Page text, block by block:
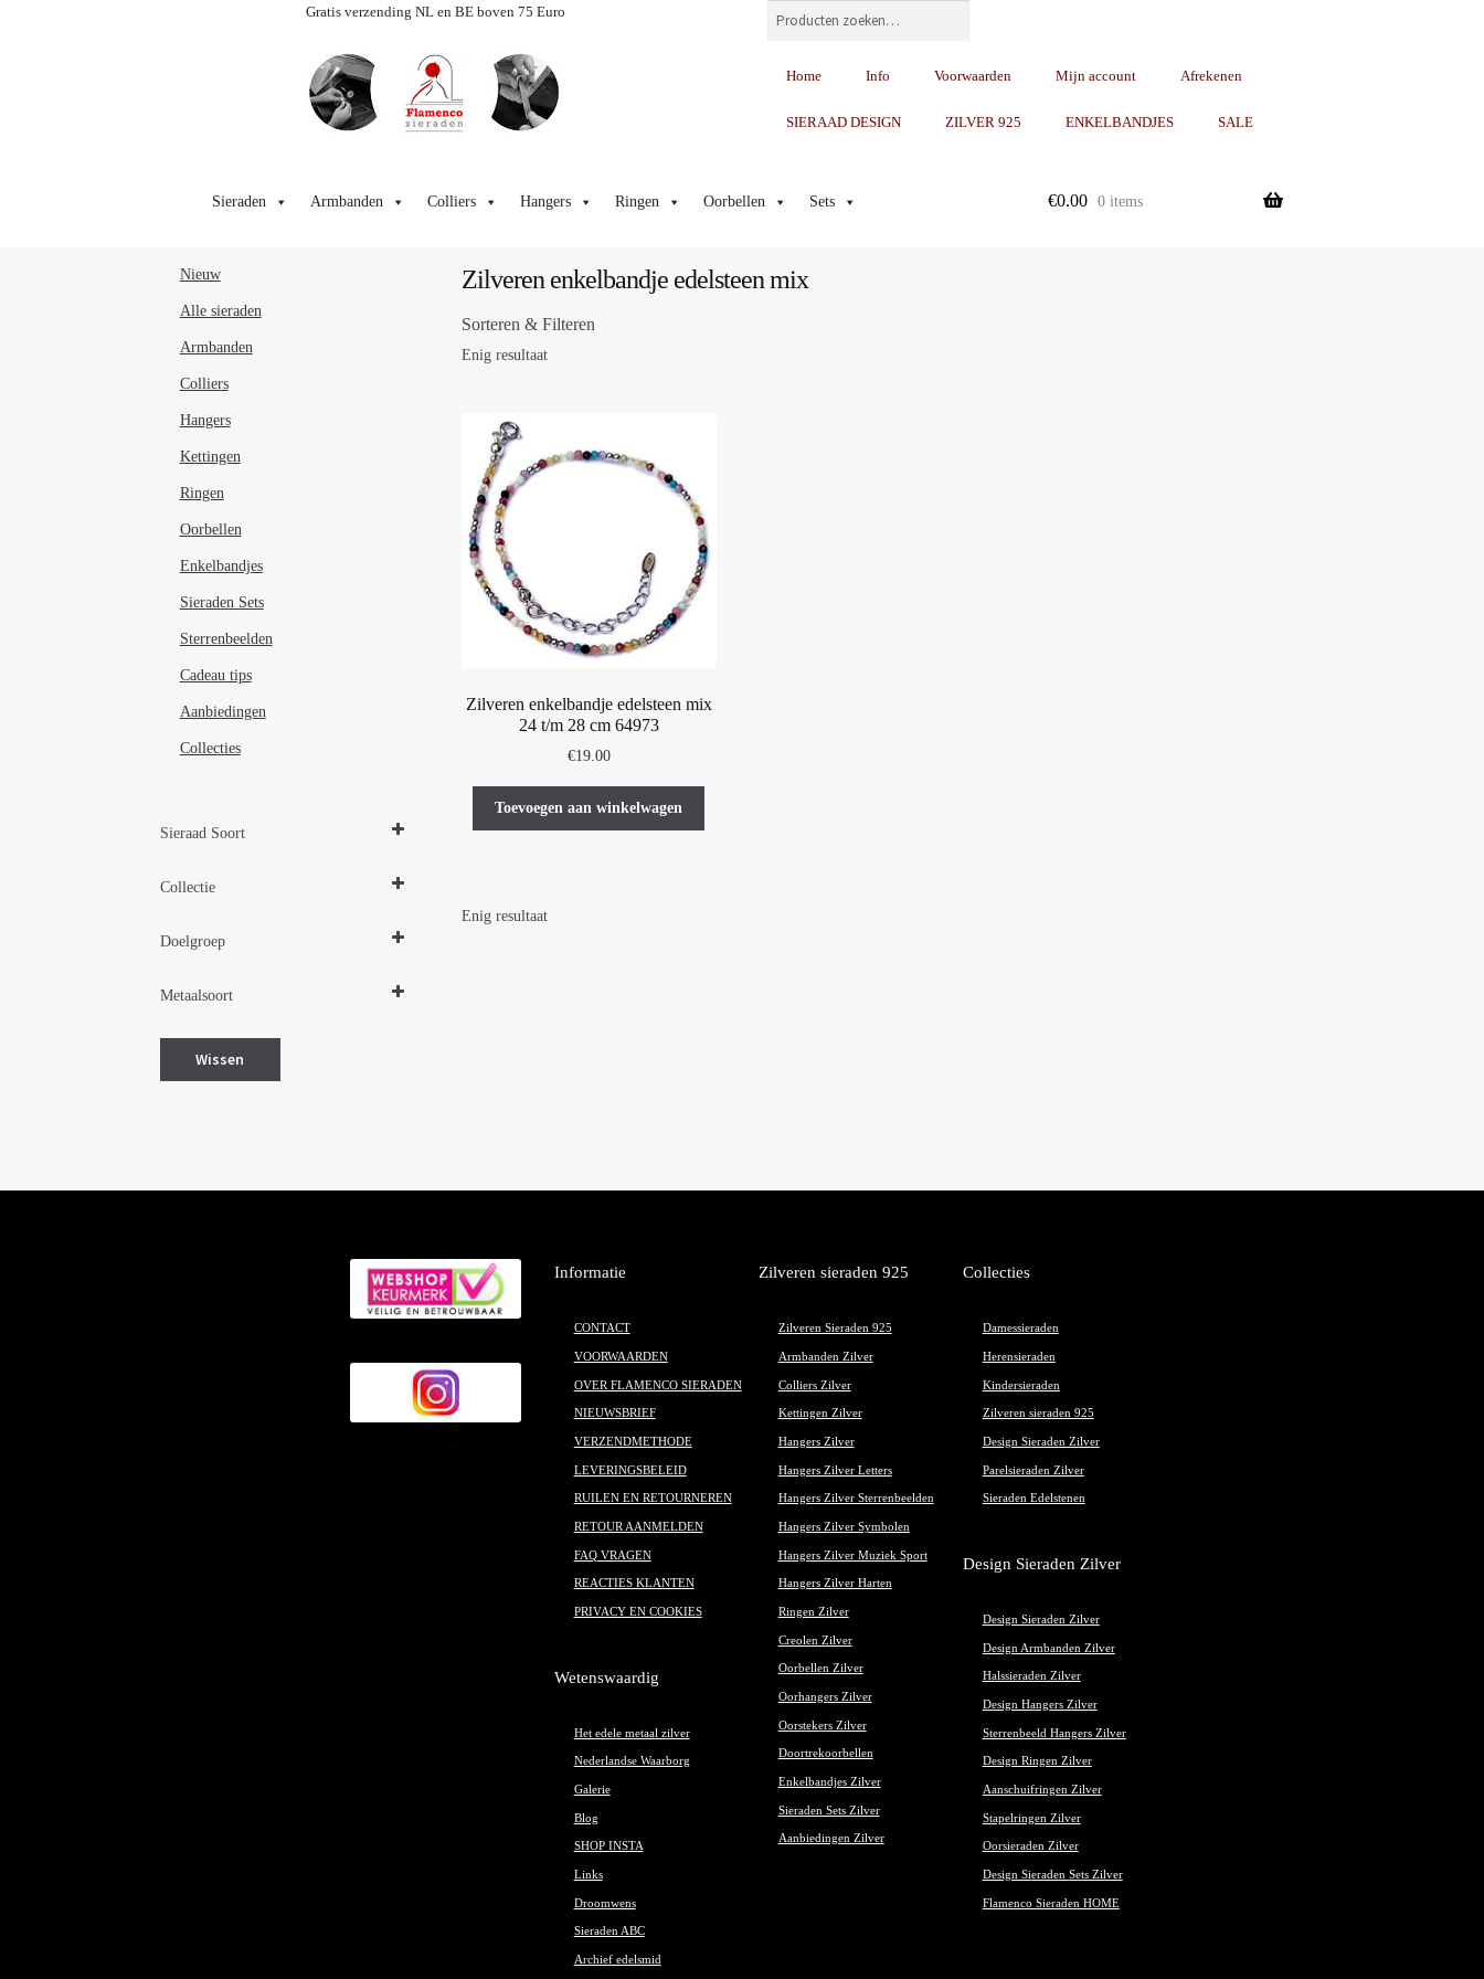
Gratis verzending NL en BE boven 75 Euro Zoeken
Home Info Voorwaarden Mijn account Afrekenen
SIERAAD DESIGN ZILVER 925 ENKELBANDJES SALE
door
naar
Sieraden Armbanden Colliers Hangers Ringen Oorbellen Sets €0.00 0 items
Zilveren enkelbandje edelsteen mix
Sorteren & Filteren
Enig resultaat
Zilveren enkelbandje edelsteen mix
24 t/m 28 cm 64973
€19.00
Toevoegen aan winkelwagen
Enig resultaat
Nieuw
Alle sieraden
Armbanden
Colliers
Hangers
Kettingen
Ringen
Oorbellen
Enkelbandjes
Sieraden Sets
Sterrenbeelden
Cadeau tips
Aanbiedingen
Collecties
Sieraad Soort
Collectie
Doelgroep
Metaalsoort
Wissen
Informatie
CONTACT
VOORWAARDEN
OVER FLAMENCO SIERADEN
NIEUWSBRIEF
VERZENDMETHODE
LEVERINGSBELEID
RUILEN EN RETOURNEREN
RETOUR AANMELDEN
FAQ VRAGEN
REACTIES KLANTEN
PRIVACY EN COOKIES
Wetenswaardig
Het edele metaal zilver
Nederlandse Waarborg
Galerie
Blog
SHOP INSTA
Links
Droomwens
Sieraden ABC
Archief edelsmid
Zilveren sieraden 925
Zilveren Sieraden 925
Armbanden Zilver
Colliers Zilver
Kettingen Zilver
Hangers Zilver
Hangers Zilver Letters
Hangers Zilver Sterrenbeelden
Hangers Zilver Symbolen
Hangers Zilver Muziek Sport
Hangers Zilver Harten
Ringen Zilver
Creolen Zilver
Oorbellen Zilver
Oorhangers Zilver
Oorstekers Zilver
Doortrekoorbellen
Enkelbandjes Zilver
Sieraden Sets Zilver
Aanbiedingen Zilver
Collecties
Damessieraden
Herensieraden
Kindersieraden
Zilveren sieraden 925
Design Sieraden Zilver
Parelsieraden Zilver
Sieraden Edelstenen
Design Sieraden Zilver
Design Sieraden Zilver
Design Armbanden Zilver
Halssieraden Zilver
Design Hangers Zilver
Sterrenbeeld Hangers Zilver
Design Ringen Zilver
Aanschuifringen Zilver
Stapelringen Zilver
Oorsieraden Zilver
Design Sieraden Sets Zilver
Flamenco Sieraden HOME